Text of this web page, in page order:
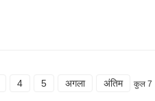
4 5 अगला अंतिम कुल 7